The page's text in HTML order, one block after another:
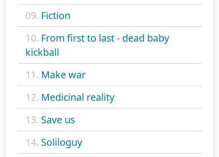
09. Fiction
10. From first to last - dead baby
kickball
11. Make war
12. Medicinal reality
13. Save us
14. Soliloguy